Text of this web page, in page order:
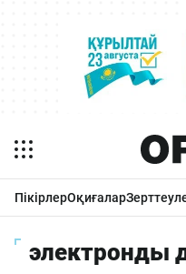
ПікірлерОқиғалар
электронды